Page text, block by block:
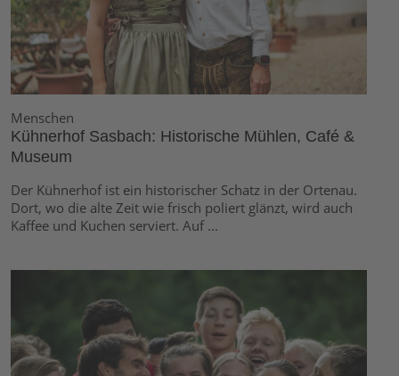
Menschen
Kühnerhof Sasbach: Historische Mühlen, Café &
Museum
Der Kühnerhof ist ein historischer Schatz in der Ortenau.
Dort, wo die alte Zeit wie frisch poliert glänzt, wird auch
Kaffee und Kuchen serviert. Auf ...